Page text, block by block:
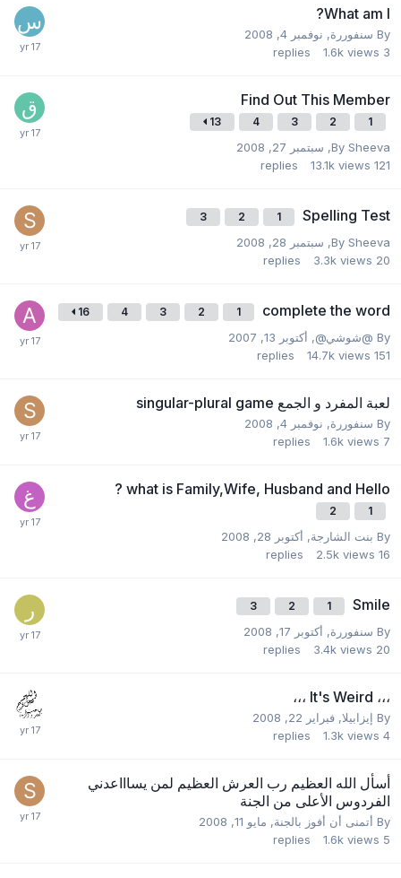
What am I?
By سنفوررة, نوفمبر 4, 2008
3
replies 1.6k views
Find Out This Member
1
2
3
4
13
By Sheeva
, سبتمبر 27, 2008
121
replies 13.1k views
Spelling Test
1
2
3
By Sheeva
, سبتمبر 28, 2008
20
replies 3.3k views
complete the word
1
2
3
4
16
By @شوشي@, أكتوبر 13, 2007
151
replies 14.7k views
لعبة المفرد و الجمع singular-plural game
By سنفوررة, نوفمبر 4, 2008
7
replies 1.6k views
what is Family,Wife, Husband and Hello ?
1
2
By بنت الشارجة, أكتوبر 28, 2008
16
replies 2.5k views
Smile
1
2
3
By سنفوررة, أكتوبر 17, 2008
20
replies 3.4k views
،،، It's Weird ،،،
By إيزابيلا, فبراير 22, 2008
4
replies 1.3k views
أسأل الله العظيم رب العرش العظيم لمن يساااعدني
الفردوس الأعلى من الجنة
By أتمنى أن أفوز بالجنة, مايو 11, 2008
5
replies 1.6k views